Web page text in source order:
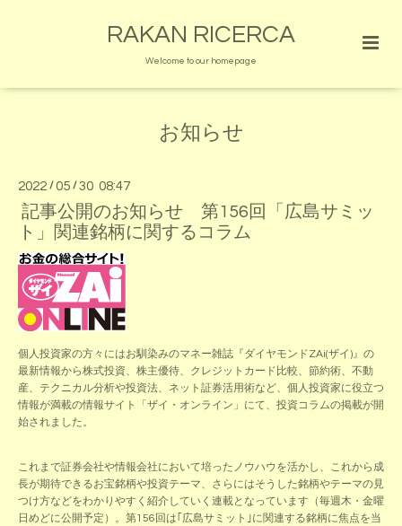
RAKAN RICERCA
Welcome to our homepage
お知らせ
2022 / 05 /30 08:47
記事公開のお知らせ 第156回「広島サミッ
ト」関連銘柄に関するコラム
個人投資家の方々にはお馴染みのマネー雑誌『ダイヤモンドZAi(ザイ)』の
最新情報から株式投資、株主優待、クレジットカード比較、節約術、不動
産、テクニカル分析や投資法、ネット証券活用術など、個人投資家に役立つ
情報が満載の情報サイト「ザイ・オンライン」にて、投資コラムの掲載が開
始されました。
これまで証券会社や情報会社において培ったノウハウを活かし、これから成
長が期待できるお宝銘柄や投資テーマ、さらにはそうした銘柄やテーマの見
つけ方などをわかりやすく紹介していく連載となっています（毎週木・金曜
日めどに公開予定）。第156回は｢広島サミット｣に関連する銘柄に焦点を当